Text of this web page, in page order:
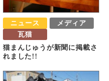
ニュース
メディア
瓦猫
猫まんじゅうが新聞に掲載さ
れました!!